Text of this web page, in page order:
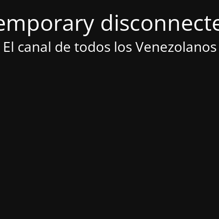
El canal de todos los Venezolanos